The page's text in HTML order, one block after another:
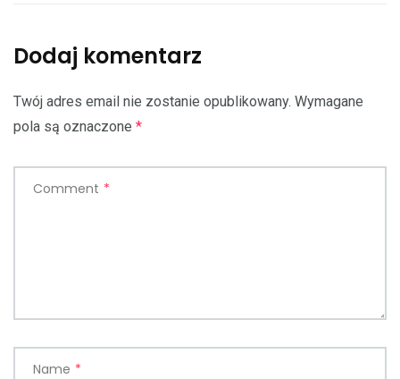
Dodaj komentarz
Twój adres email nie zostanie opublikowany. Wymagane
pola są oznaczone *
Comment *
Name *